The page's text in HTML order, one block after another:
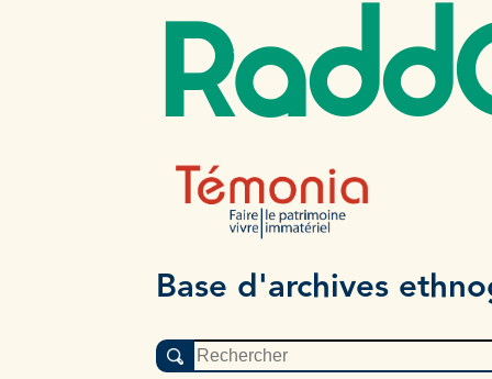
Base d'archives